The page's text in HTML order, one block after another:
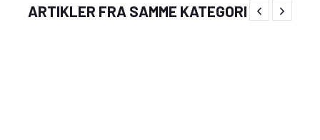
ARTIKLER FRA SAMME KATEGORI
Festlige og unikke sidste skoledag kostumer
til piger